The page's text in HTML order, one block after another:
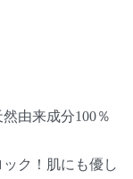
由来成分100％
ク！肌にも優し